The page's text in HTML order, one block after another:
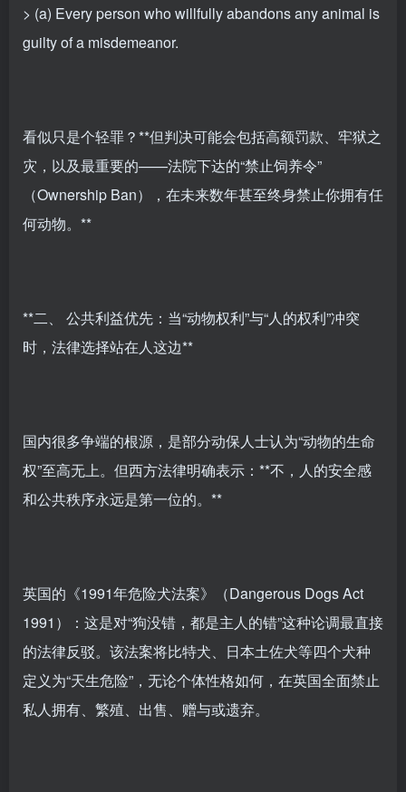
> (a) Every person who willfully abandons any animal is
guilty of a misdemeanor.
看似只是个轻罪？**但判决可能会包括高额罚款、牢狱之
灾，以及最重要的——法院下达的“禁止饲养令”
（Ownership Ban），在未来数年甚至终身禁止你拥有任
何动物。**
**二、 公共利益优先：当“动物权利”与“人的权利”冲突
时，法律选择站在人这边**
国内很多争端的根源，是部分动保人士认为“动物的生命
权”至高无上。但西方法律明确表示：**不，人的安全感
和公共秩序永远是第一位的。**
英国的《1991年危险犬法案》（Dangerous Dogs Act
1991）：这是对“狗没错，都是主人的错”这种论调最直接
的法律反驳。该法案将比特犬、日本土佐犬等四个犬种
定义为“天生危险”，无论个体性格如何，在英国全面禁止
私人拥有、繁殖、出售、赠与或遗弃。